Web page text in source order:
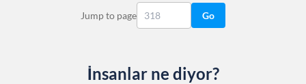
Jump to page Go
İnsanlar ne diyor?